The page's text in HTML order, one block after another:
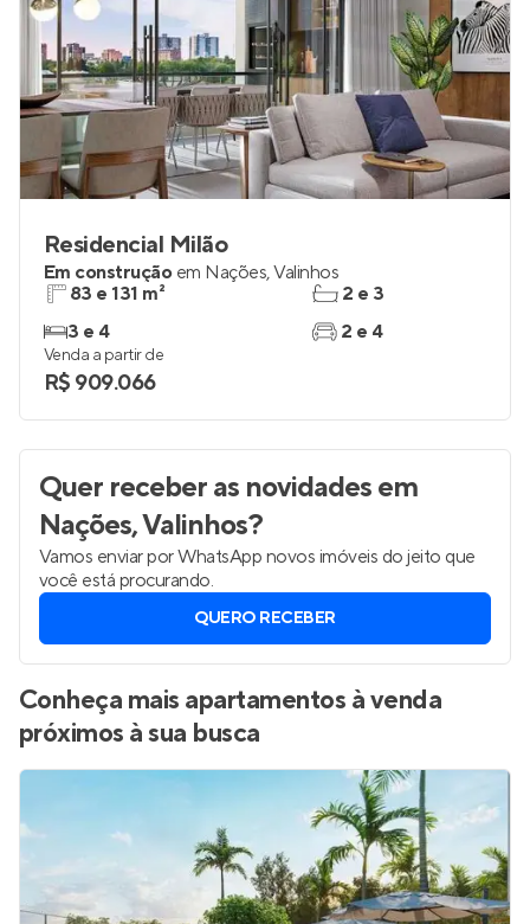
Residencial Milão
Em construção em Nações,Valinhos
83 e 131 m²
3 e 4
2 e 3
2 e 4
Venda a partir de
R$ 909.066
Quer receber as novidadesem
Nações, Valinhos?
Vamos enviar por WhatsApp novos imóveis do jeito que
você está procurando.
QUERO RECEBER
Conheça mais apartamentos à venda
próximos à sua busca